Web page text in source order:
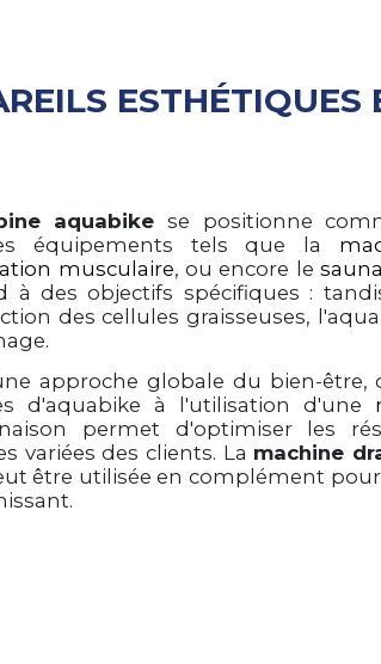
ESTHÉTIQUES
aquabike se positionne
équipements tels que la
musculaire, ou encore le
à des objectifs spécifiques :
des cellules graisseuses,
approche globale du bien-être,
d'aquabike à l'utilisation d'une
permet d'optimiser les
variées des clients. La machine
être utilisée en complément